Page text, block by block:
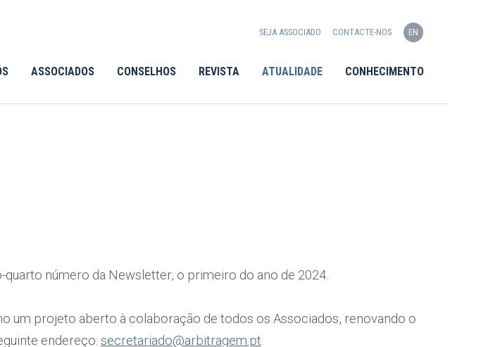
ASSOCIADOS CONSELHOS REVISTA ATUALIDADE CONHECIMENTO
SEJA ASSOCIADO CONTACTE-NOS EN
número da Newsletter, o primeiro do ano de 2024.
um projeto aberto à colaboração de todos os Associados, renovando o
endereço: secretariado@arbitragem.pt